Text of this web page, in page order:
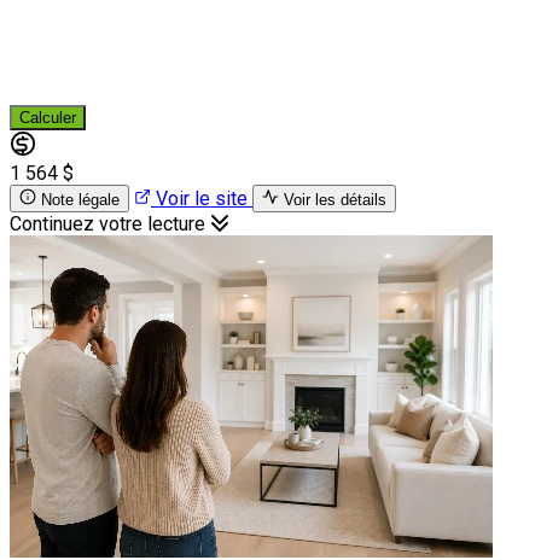
Calculer
1 564 $
Note légale Voir le site Voir les détails
Continuez votre lecture